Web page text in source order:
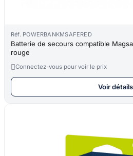
Réf. POWERBANKMSAFERED
Batterie de secours compatible
rouge
Connectez-vous pour voir le prix
Voir détails